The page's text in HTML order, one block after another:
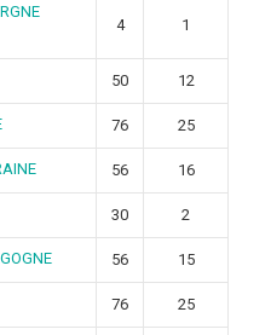
4 1
50 12
76 25
56 16
30 2
56 15
76 25